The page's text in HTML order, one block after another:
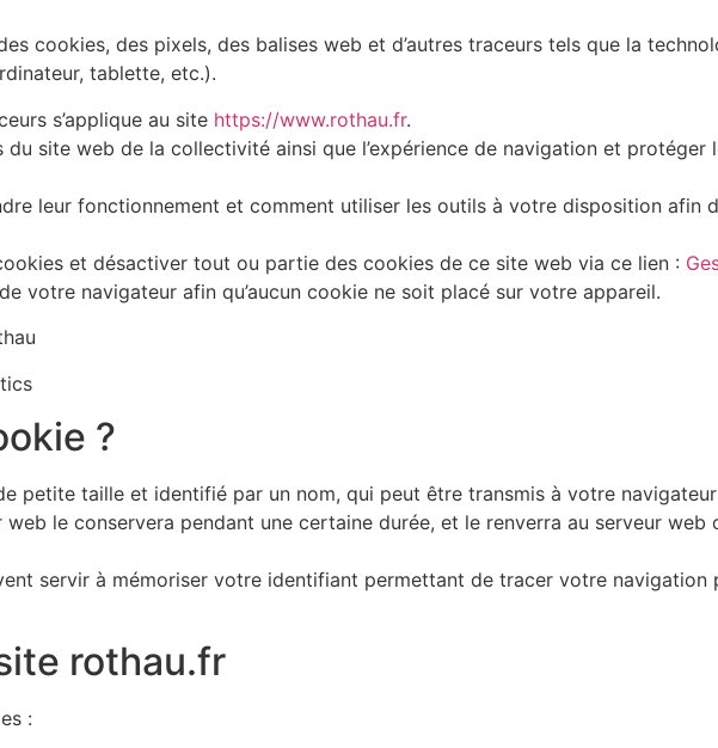
cookies, des pixels, des balises web et d’autres traceurs tels que la
tablette, etc.).
s’applique au site https://www.rothau.fr.
site web de la collectivité ainsi que l’expérience de navigation et protéger
leur fonctionnement et comment utiliser les outils à votre disposition afin
et désactiver tout ou partie des cookies de ce site web via ce lien :
votre navigateur afin qu’aucun cookie ne soit placé sur votre appareil.
?
petite taille et identifié par un nom, qui peut être transmis à votre
le conservera pendant une certaine durée, et le renverra au serveur web
servir à mémoriser votre identifiant permettant de tracer votre navigation
rothau.fr
: